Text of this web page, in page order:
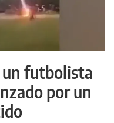
futbolista
por un